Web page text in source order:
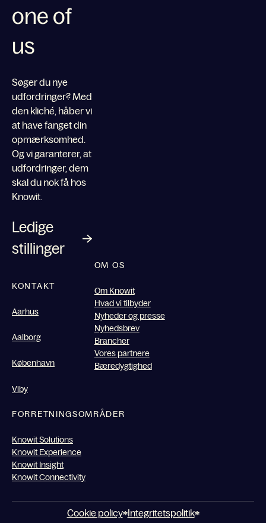
one of
us
Søger du nye
udfordringer? Med
den kliché, håber vi
at have fanget din
opmærksomhed.
Og vi garanterer, at
udfordringer, dem
skal du nok få hos
Knowit.
Ledige
stillinger
KONTAKT
Aarhus
Aalborg
København
Viby
OM OS
Om Knowit
Hvad vi tilbyder
Nyheder og presse
Nyhedsbrev
Brancher
Vores partnere
Bæredygtighed
FORRETNINGSOMRÅDER
Knowit Solutions
Knowit Experience
Knowit Insight
Knowit Connectivity
Cookie policy Integritetspolitik